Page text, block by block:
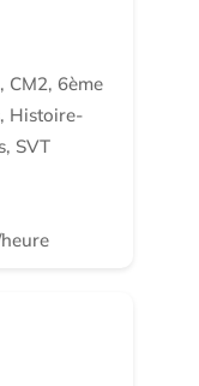
CM2, 6ème
Histoire-
SVT